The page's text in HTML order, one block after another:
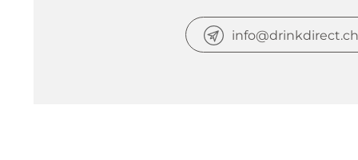
Marken aus
Kategorien und
info@drinkdirect.ch